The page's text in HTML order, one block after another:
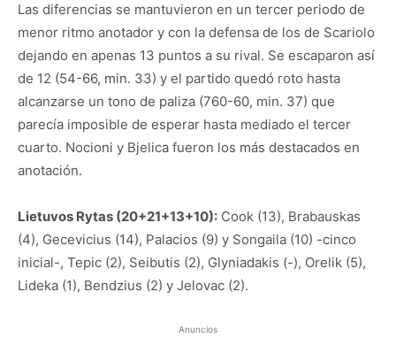
Las diferencias se mantuvieron en un tercer periodo de
menor ritmo anotador y con la defensa de los de Scariolo
dejando en apenas 13 puntos a su rival. Se escaparon así
de 12 (54-66, min. 33) y el partido quedó roto hasta
alcanzarse un tono de paliza (760-60, min. 37) que
parecía imposible de esperar hasta mediado el tercer
cuarto. Nocioni y Bjelica fueron los más destacados en
anotación.
Lietuvos Rytas (20+21+13+10): Cook (13), Brabauskas
(4), Gecevicius (14), Palacios (9) y Songaila (10) -cinco
inicial-, Tepic (2), Seibutis (2), Glyniadakis (-), Orelik (5),
Lideka (1), Bendzius (2) y Jelovac (2).
Anuncios